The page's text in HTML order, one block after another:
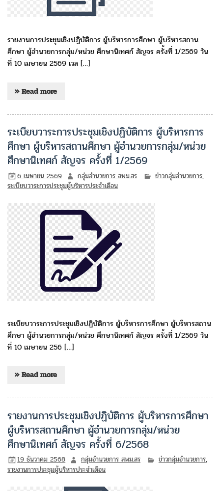
รายงานการประชุมเชิงปฏิบัติการ ผู้บริหารการศึกษา ผู้บริหารสถาน
ศึกษา ผู้อำนวยการกลุ่ม/หน่วย ศึกษานิเทศก์ สัญจร ครั้งที่ 1/2569 วัน
ที่ 10 เมษายน 2569 เวล […]
» Read more
ระเบียบวาระการประชุมเชิงปฏิบัติการ ผู้บริหารการ
ศึกษา ผู้บริหารสถานศึกษา ผู้อำนวยการกลุ่ม/หน่วย
ศึกษานิเทศก์ สัญจร ครั้งที่ 1/2569
6 เมษายน 2569 กลุ่มอำนวยการ สพม.สร ข่าวกลุ่มอำนวยการ,
ระเบียบวาระการประชุมผู้บริหารประจำเดือน
ระเบียบวาระการประชุมเชิงปฏิบัติการ ผู้บริหารการศึกษา ผู้บริหารสถาน
ศึกษา ผู้อำนวยการกลุ่ม/หน่วย ศึกษานิเทศก์ สัญจร ครั้งที่ 1/2569 วัน
ที่ 10 เมษายน 256 […]
» Read more
รายงานการประชุมเชิงปฏิบัติการ ผู้บริหารการศึกษา
ผู้บริหารสถานศึกษา ผู้อำนวยการกลุ่ม/หน่วย
ศึกษานิเทศก์ สัญจร ครั้งที่ 6/2568
19 ธันวาคม 2568 กลุ่มอำนวยการ สพม.สร ข่าวกลุ่มอำนวยการ,
รายงานการประชุมผู้บริหารประจำเดือน